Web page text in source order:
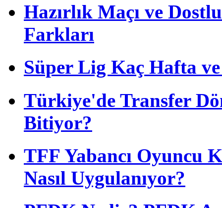
Hazırlık Maçı ve
Farkları
Süper Lig Kaç Hafta
Türkiye'de Transfer
Bitiyor?
TFF Yabancı Oyuncu
Nasıl Uygulanıyor?